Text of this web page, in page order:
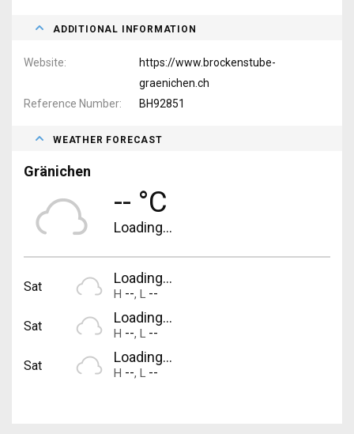
ADDITIONAL INFORMATION
Website
https://www.brockenstube-
graenichen.ch
Reference Number
BH92851
WEATHER FORECAST
Gränichen
-- °C
Loading...
Sat
Loading...
H --, L --
Sat
Loading...
H --, L --
Sat
Loading...
H --, L --